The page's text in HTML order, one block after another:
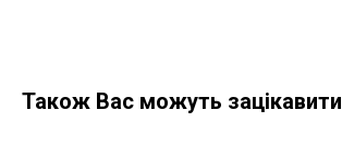
Також Вас можуть зацікавити